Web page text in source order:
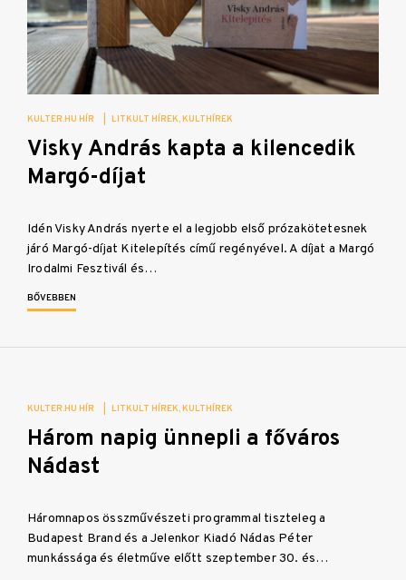
KULTER.HU HÍR LITKULT HÍREK KULTHÍREK
Visky András kapta a kilencedik
Margó-díjat
Idén Visky András nyerte el a legjobb első prózakötetesnek
járó Margó-díjat Kitelepítés című regényével. A díjat a Margó
Irodalmi Fesztivál és…
BŐVEBBEN
KULTER.HU HÍR LITKULT HÍREK KULTHÍREK
Három napig ünnepli a főváros
Nádast
Háromnapos összművészeti programmal tiszteleg a
Budapest Brand és a Jelenkor Kiadó Nádas Péter
munkássága és életműve előtt szeptember 30. és…